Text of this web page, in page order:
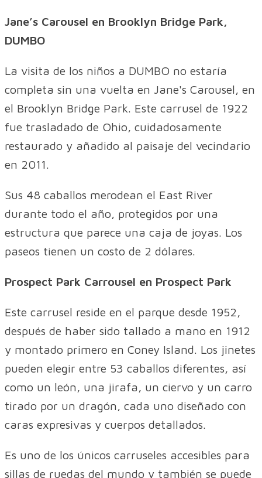
Jane’s Carousel en Brooklyn Bridge Park,
DUMBO
La visita de los niños a DUMBO no estaría
completa sin una vuelta en Jane's Carousel, en
el Brooklyn Bridge Park. Este carrusel de 1922
fue trasladado de Ohio, cuidadosamente
restaurado y añadido al paisaje del vecindario
en 2011.
Sus 48 caballos merodean el East River
durante todo el año, protegidos por una
estructura que parece una caja de joyas. Los
paseos tienen un costo de 2 dólares.
Prospect Park Carrousel en Prospect Park
Este carrusel reside en el parque desde 1952,
después de haber sido tallado a mano en 1912
y montado primero en Coney Island. Los jinetes
pueden elegir entre 53 caballos diferentes, así
como un león, una jirafa, un ciervo y un carro
tirado por un dragón, cada uno diseñado con
caras expresivas y cuerpos detallados.
Es uno de los únicos carruseles accesibles para
sillas de ruedas del mundo y también se puede